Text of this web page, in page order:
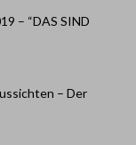
– “DAS SIND
– Der